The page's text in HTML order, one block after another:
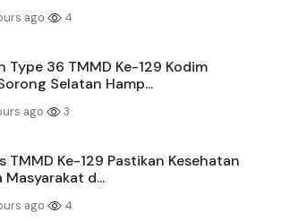
ago 4
Type 36 TMMD Ke-129 Kodim
Selatan Hamp...
ago 3
TMMD Ke-129 Pastikan Kesehatan
Masyarakat d...
ago 4